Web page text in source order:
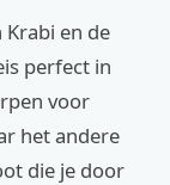
en de
perfect in
voor
het andere
die je door